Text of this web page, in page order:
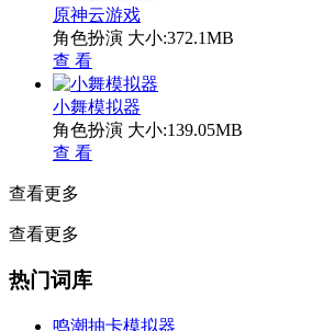
原神云游戏
角色扮演 大小:372.1MB
查 看
小舞模拟器
角色扮演 大小:139.05MB
查 看
查看更多
查看更多
热门词库
鸣潮抽卡模拟器